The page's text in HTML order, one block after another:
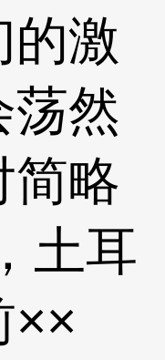
的激
荡然
简略
土耳
××